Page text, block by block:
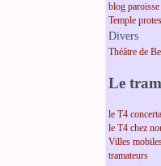
blog
Temple
Divers
Théâtre de
Le
le T4
le T4 chez
Villes
tramateurs